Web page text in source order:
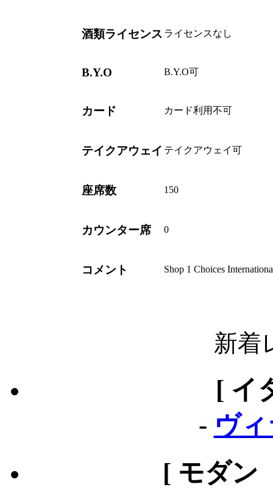
酒類ライセンス ライセンスなし
B.Y.O B.Y.O可
カード カード利用不可
テイクアウェイ テイクアウェイ可
座席数 150
カウンター席 0
コメント Shop 1 Choices
新着
[ イ
- ヴ
[ モダ